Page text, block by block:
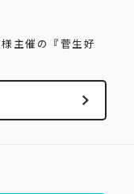
主催の『菅生好